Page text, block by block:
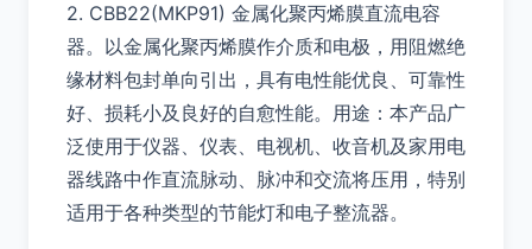
2. CBB22(MKP91) 金属化聚丙烯膜直流电容
器。以金属化聚丙烯膜作介质和电极，用阻燃绝
缘材料包封单向引出，具有电性能优良、可靠性
好、损耗小及良好的自愈性能。用途：本产品广
泛使用于仪器、仪表、电视机、收音机及家用电
器线路中作直流脉动、脉冲和交流将压用，特别
适用于各种类型的节能灯和电子整流器。